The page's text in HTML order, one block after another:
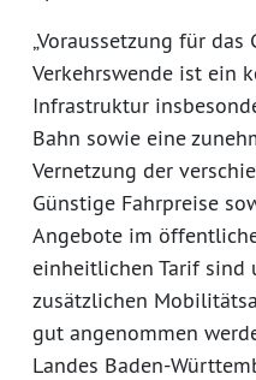
„Voraussetzung für das
Verkehrswende ist ein
Infrastruktur
Bahn sowie eine
Vernetzung der
Günstige Fahrpreise
Angebote im
einheitlichen Tarif sind
zusätzlichen
gut angenommen
Landes Baden-